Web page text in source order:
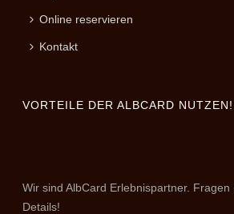
Online reservieren
Kontakt
VORTEILE DER ALBCARD NUTZEN!
Wir sind AlbCard Erlebnispartner. Fragen
Details!